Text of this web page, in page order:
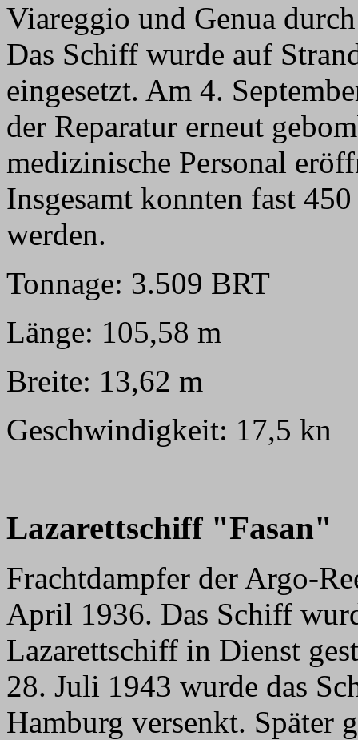
Viareggio und Genua
Das Schiff wurde auf
eingesetzt. Am 4.
der Reparatur erneut
medizinische Personal
Insgesamt konnten fast
werden.
Tonnage: 3.509 BRT
Länge: 105,58 m
Breite: 13,62 m
Geschwindigkeit: 17,5 kn
Lazarettschiff "Fasan"
Frachtdampfer der Argo-
April 1936. Das Schiff
Lazarettschiff in Dienst
28. Juli 1943 wurde das
Hamburg versenkt. Später